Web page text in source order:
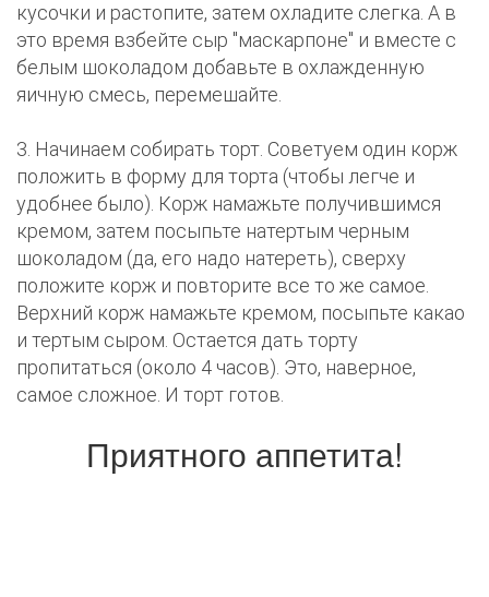
кусочки и растопите, затем охладите слегка. А в
это время взбейте сыр "маскарпоне" и вместе с
белым шоколадом добавьте в охлажденную
яичную смесь, перемешайте.
3. Начинаем собирать торт. Советуем один корж
положить в форму для торта (чтобы легче и
удобнее было). Корж намажьте получившимся
кремом, затем посыпьте натертым черным
шоколадом (да, его надо натереть), сверху
положите корж и повторите все то же самое.
Верхний корж намажьте кремом, посыпьте какао
и тертым сыром. Остается дать торту
пропитаться (около 4 часов). Это, наверное,
самое сложное. И торт готов.
Приятного аппетита!